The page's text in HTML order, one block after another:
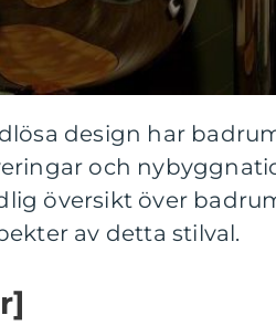
design har
och
översikt över
av detta stilval.